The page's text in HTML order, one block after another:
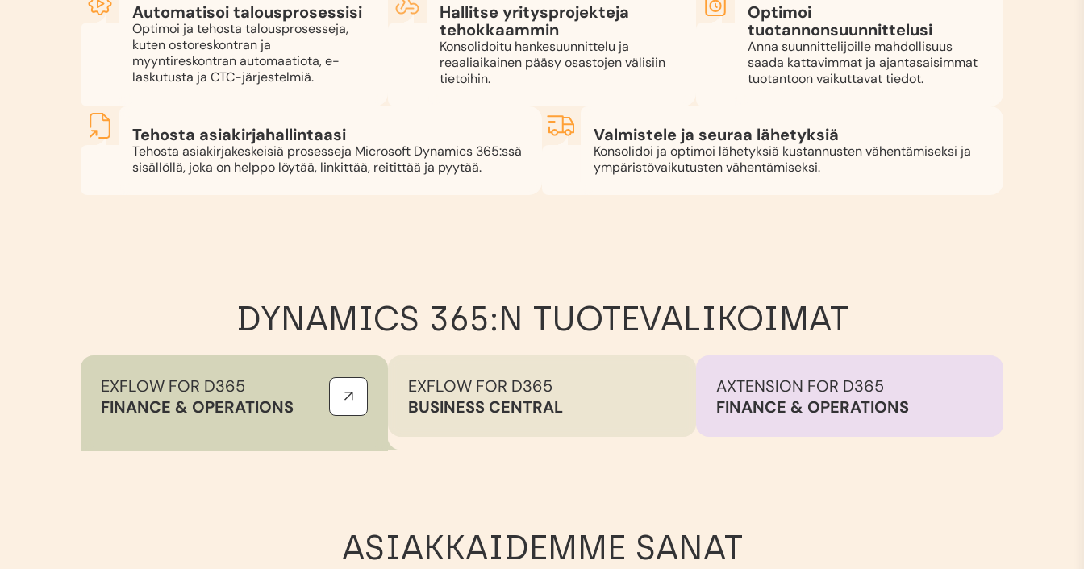
Automatisoi talousprosessisi
Optimoi ja tehosta talousprosesseja,
kuten ostoreskontran ja
myyntireskontran automaatiota, e-
laskutusta ja CTC-järjestelmiä.
Hallitse yritysprojekteja
tehokkaammin
Konsolidoitu hankesuunnittelu ja
reaaliaikainen pääsy osastojen välisiin
tietoihin.
Optimoi
tuotannonsuunnittelusi
Anna suunnittelijoille mahdollisuus
saada kattavimmat ja ajantasaisimmat
tuotantoon vaikuttavat tiedot.
Tehosta asiakirjahallintaasi
Tehosta asiakirjakeskeisiä prosesseja Microsoft Dynamics 365:ssä
sisällöllä, joka on helppo löytää, linkittää, reitittää ja pyytää.
Valmistele ja seuraa lähetyksiä
Konsolidoi ja optimoi lähetyksiä kustannusten vähentämiseksi ja
ympäristövaikutusten vähentämiseksi.
DYNAMICS 365:N TUOTEVALIKOIMAT
EXFLOW FOR D365
FINANCE & OPERATIONS
EXFLOW FOR D365
BUSINESS CENTRAL
AXTENSION FOR D365
FINANCE & OPERATIONS
ASIAKKAIDEMME SANAT